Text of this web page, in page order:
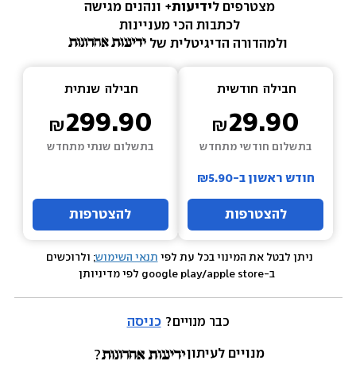
מצטרפים לידיעות+ ונהנים מגישה
לכתבות הכי מעניינות
ולמהדורה הדיגיטלית של
חבילה חודשית
29.90
בתשלום חודשי מתחדש
חודש ראשון ב-₪5.90
להצטרפות
חבילה שנתית
299.90
בתשלום שנתי מתחדש
להצטרפות
ניתן לבטל את המינוי בכל עת לפי תנאי השימוש; ולרוכשים
כבר מנויים? כניסה
מנויים לעיתון